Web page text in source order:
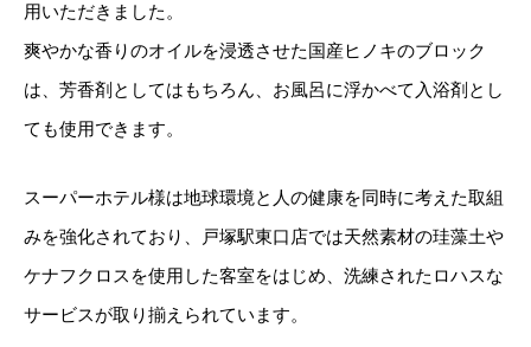
用いただきました。
爽やかな香りのオイルを浸透させた国産ヒノキのブロック
は、芳香剤としてはもちろん、お風呂に浮かべて入浴剤とし
ても使用できます。
スーパーホテル様は地球環境と人の健康を同時に考えた取組
みを強化されており、戸塚駅東口店では天然素材の珪藻土や
ケナフクロスを使用した客室をはじめ、洗練されたロハスな
サービスが取り揃えられています。